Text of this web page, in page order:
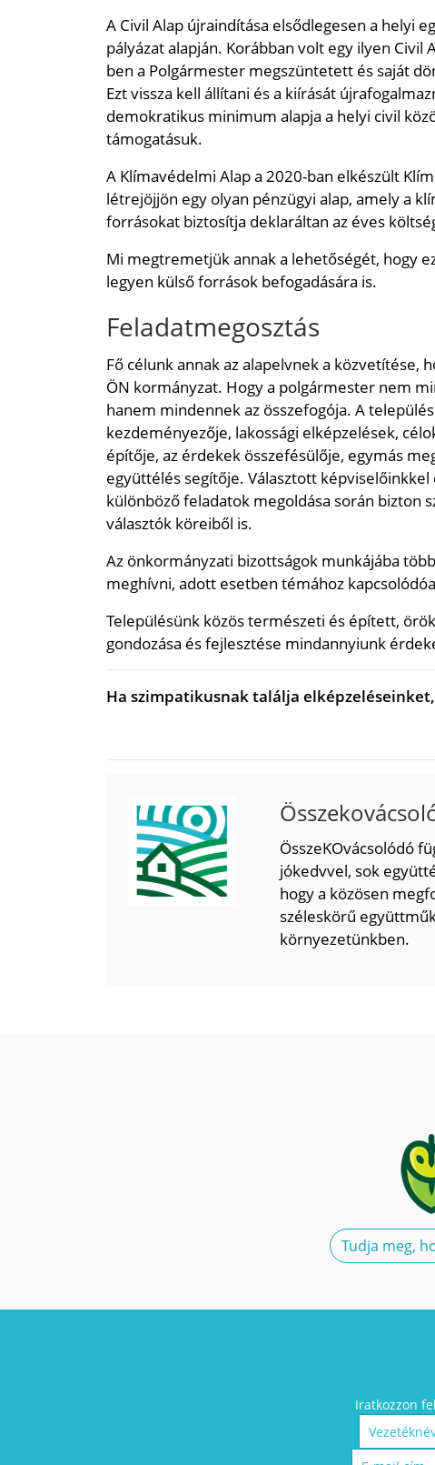
A Civil Alap újraindítása elsődlegesen a helyi
pályázat alapján. Korábban volt egy ilyen
ben a Polgármester megszüntetett és saját
Ezt vissza kell állítani és a kiírását
demokratikus minimum alapja a helyi civil
támogatásuk.
A Klímavédelmi Alap a 2020-ban elkészült
létrejöjjön egy olyan pénzügyi alap, amely a
forrásokat biztosítja deklaráltan az éves
Mi megtremetjük annak a lehetőségét, hogy
legyen külső források befogadására is.
Feladatmegosztás
Fő célunk annak az alapelvnek a közvetítése,
ÖN kormányzat. Hogy a polgármester nem
hanem mindennek az összefogója. A
kezdeményezője, lakossági elképzelések,
építője, az érdekek összefésülője, egymás
együttélés segítője. Választott képviselőinkkel
különböző feladatok megoldása során bizton
választók köreiből is.
Az önkormányzati bizottságok munkájába
meghívni, adott esetben témához
Településünk közös természeti és épített,
gondozása és fejlesztése mindannyiunk
Ha szimpatikusnak találja
ÖsszeKOvácsolódó
jókedvvel, sok
hogy a közösen
széleskörű
környezetünkben.
Tudja meg,
Iratkozzon